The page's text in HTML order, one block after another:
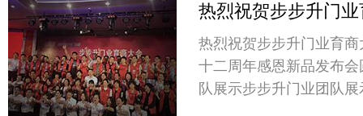
热烈祝贺步步升门
热烈祝贺步步升门业育
十二周年感恩新品发布
队展示步步升门业团队